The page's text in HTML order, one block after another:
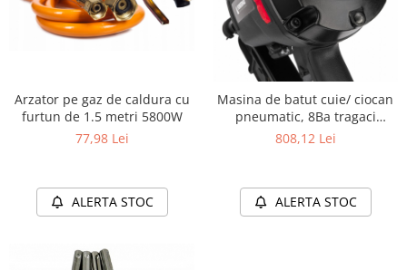
Arzator pe gaz de caldura cu
furtun de 1.5 metri 5800W
77,98 Lei
ALERTA STOC
Masina de batut cuie/ ciocan
pneumatic, 8Ba tragaci
secvential
808,12 Lei
ALERTA STOC